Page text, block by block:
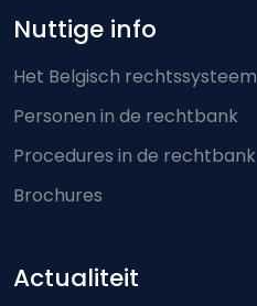
Nuttige info
Het Belgisch rechtssysteem
Personen in de rechtbank
Procedures in de rechtbank
Brochures
Actualiteit